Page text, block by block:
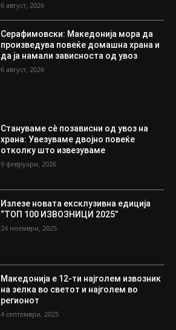
6 август, 2026
Серафимовски: Македонија мора да
произведува повеќе домашна храна и
да ја намали зависноста од увоз
6 август, 2026
Стануваме сè позависни од увоз на
храна: Увезуваме двојно повеќе
отколку што извезуваме
9 февруари, 2026
Излезе новата ексклузивна едиција
“ТОП 100 ИЗВОЗНИЦИ 2025”
24 ноември, 2025
Македонија е 12-ти најголем извозник
на зелка во светот и најголем во
регионот
4 септември, 2025